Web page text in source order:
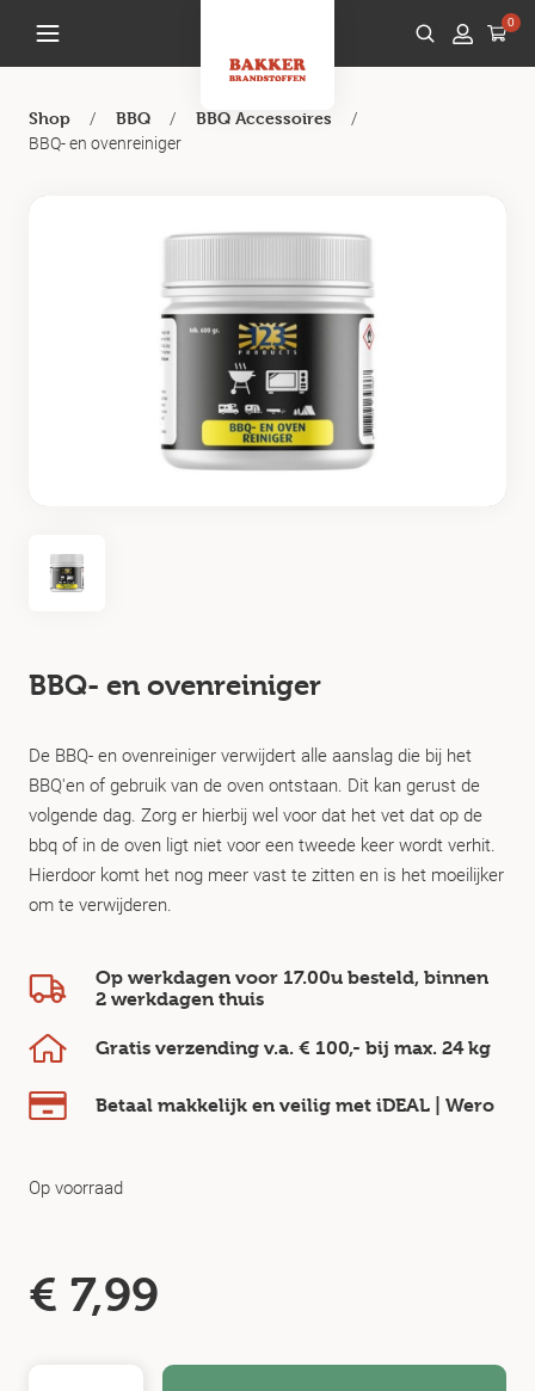
0
Shop / BBQ / BBQ Accessoires
/
BBQ- en ovenreiniger
BBQ- en ovenreiniger
De BBQ- en ovenreiniger verwijdert alle aanslag die bij het
BBQ'en of gebruik van de oven ontstaan. Dit kan gerust de
volgende dag. Zorg er hierbij wel voor dat het vet dat op de
bbq of in de oven ligt niet voor een tweede keer wordt verhit.
Hierdoor komt het nog meer vast te zitten en is het moeilijker
om te verwijderen.
Op werkdagen voor 17.00u besteld, binnen
2 werkdagen thuis
Gratis verzending v.a. € 100,- bij max. 24 kg
Betaal makkelijk en veilig met iDEAL | Wero
Op voorraad
€ 7,99